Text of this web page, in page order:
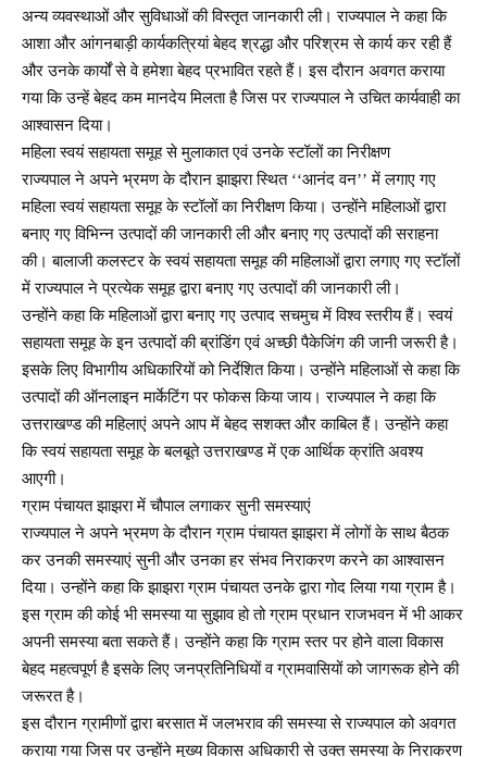
अन्य व्यवस्थाओं और सुविधाओं की विस्तृत जानकारी ली। राज्यपाल ने कहा कि
आशा और आंगनबाड़ी कार्यकत्रियां बेहद श्रद्धा और परिश्रम से कार्य कर रही हैं
और उनके कार्यों से वे हमेशा बेहद प्रभावित रहते हैं। इस दौरान अवगत कराया
गया कि उन्हें बेहद कम मानदेय मिलता है जिस पर राज्यपाल ने उचित कार्यवाही का
आश्वासन दिया।
महिला स्वयं सहायता समूह से मुलाकात एवं उनके स्टॉलों का निरीक्षण
राज्यपाल ने अपने भ्रमण के दौरान झाझरा स्थित ‘‘आनंद वन’’ में लगाए गए
महिला स्वयं सहायता समूह के स्टॉलों का निरीक्षण किया। उन्होंने महिलाओं द्वारा
बनाए गए विभिन्न उत्पादों की जानकारी ली और बनाए गए उत्पादों की सराहना
की। बालाजी कलस्टर के स्वयं सहायता समूह की महिलाओं द्वारा लगाए गए स्टॉलों
में राज्यपाल ने प्रत्येक समूह द्वारा बनाए गए उत्पादों की जानकारी ली।
उन्होंने कहा कि महिलाओं द्वारा बनाए गए उत्पाद सचमुच में विश्व स्तरीय हैं। स्वयं
सहायता समूह के इन उत्पादों की ब्रांडिंग एवं अच्छी पैकेजिंग की जानी जरूरी है।
इसके लिए विभागीय अधिकारियों को निर्देशित किया। उन्होंने महिलाओं से कहा कि
उत्पादों की ऑनलाइन मार्केटिंग पर फोकस किया जाय। राज्यपाल ने कहा कि
उत्तराखण्ड की महिलाएं अपने आप में बेहद सशक्त और काबिल हैं। उन्होंने कहा
कि स्वयं सहायता समूह के बलबूते उत्तराखण्ड में एक आर्थिक क्रांति अवश्य
आएगी।
ग्राम पंचायत झाझरा में चौपाल लगाकर सुनी समस्याएं
राज्यपाल ने अपने भ्रमण के दौरान ग्राम पंचायत झाझरा में लोगों के साथ बैठक
कर उनकी समस्याएं सुनी और उनका हर संभव निराकरण करने का आश्वासन
दिया। उन्होंने कहा कि झाझरा ग्राम पंचायत उनके द्वारा गोद लिया गया ग्राम है।
इस ग्राम की कोई भी समस्या या सुझाव हो तो ग्राम प्रधान राजभवन में भी आकर
अपनी समस्या बता सकते हैं। उन्होंने कहा कि ग्राम स्तर पर होने वाला विकास
बेहद महत्वपूर्ण है इसके लिए जनप्रतिनिधियों व ग्रामवासियों को जागरूक होने की
जरूरत है।
इस दौरान ग्रामीणों द्वारा बरसात में जलभराव की समस्या से राज्यपाल को अवगत
कराया गया जिस पर उन्होंने मुख्य विकास अधिकारी से उक्त समस्या के निराकरण